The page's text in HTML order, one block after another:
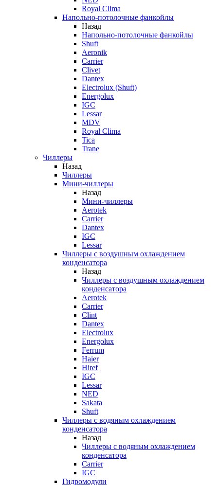
Royal Clima
Напольно-потолочные фанкойлы
Назад
Напольно-потолочные фанкойлы
Shuft
Aeronik
Carrier
Clivet
Dantex
Electrolux (Shuft)
Energolux
IGC
Lessar
MDV
Royal Clima
Tica
Trane
Чиллеры
Назад
Чиллеры
Мини-чиллеры
Назад
Мини-чиллеры
Aerotek
Carrier
Dantex
IGC
Lessar
Чиллеры с воздушным охлаждением
конденсатора
Назад
Чиллеры с воздушным охлаждением
конденсатора
Aerotek
Carrier
Clint
Dantex
Electrolux
Energolux
Ferrum
Haier
Hiref
IGC
Lessar
NED
Sakata
Shuft
Чиллеры с водяным охлаждением
конденсатора
Назад
Чиллеры с водяным охлаждением
конденсатора
Carrier
IGC
Гидромодули